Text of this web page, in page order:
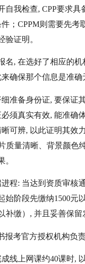
自我检查, CPP要求
；CPPM则需要先
验证明。
名, 在选好了相应的
确保那个信息是准确
准备身份证, 要保证
须真实有效, 能准确
可辨, 以此证明其效
质量清晰、背景颜
。
程: 当达到资质审核
始阶段先缴纳1500
补缴）, 并且妥善保留
报考官方授权机构负
线上网课约40课时,